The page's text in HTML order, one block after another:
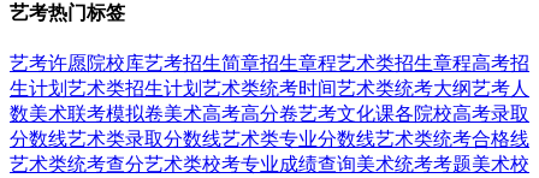
艺考热门标签
艺考许愿院校库艺考招生简章招生章程艺术类招生章程高考招
生计划 艺术类招生计划 艺术类统考时间艺术类统考大纲艺考人
数美术联考模拟卷美术高考高分卷艺考文化课各院校高考录取
分数线艺术类录取分数线艺术类专业分数线艺术类统考合格线
艺术类统考查分艺术类校考专业成绩查询美术统考考题美术校